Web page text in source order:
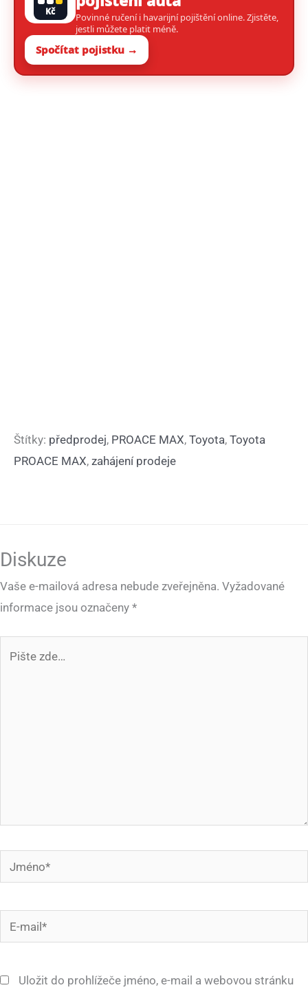
Kč
Povinné ručení i havarijní pojištění online. Zjistěte,
jestli můžete platit méně.
Spočítat pojistku →
Štítky: předprodej, PROACE MAX, Toyota, Toyota
PROACE MAX, zahájení prodeje
Diskuze
Vaše e-mailová adresa nebude zveřejněna. Vyžadované
informace jsou označeny *
Jméno*
mail*
Uložit do prohlížeče jméno, e-mail a webovou stránku